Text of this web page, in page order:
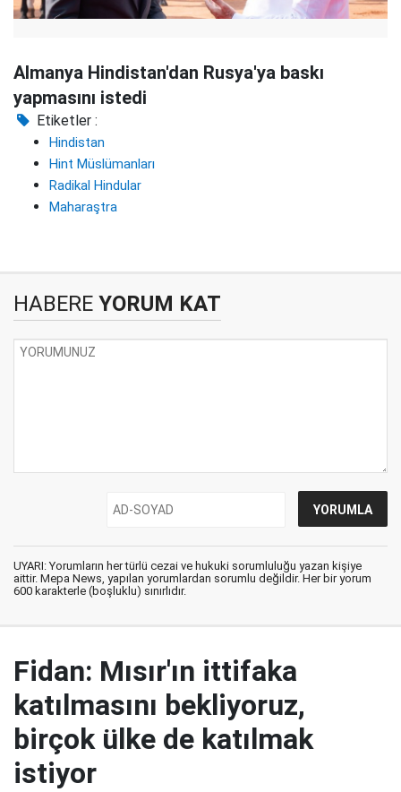
Almanya Hindistan'dan Rusya'ya baskı
yapmasını istedi
Etiketler :
Hindistan
Hint Müslümanları
Radikal Hindular
Maharaştra
HABERE YORUM KAT
UYARI: Yorumların her türlü cezai ve hukuki sorumluluğu yazan kişiye
aittir. Mepa News, yapılan yorumlardan sorumlu değildir. Her bir yorum
600 karakterle (boşluklu) sınırlıdır.
Fidan: Mısır'ın ittifaka
katılmasını bekliyoruz,
birçok ülke de katılmak
istiyor